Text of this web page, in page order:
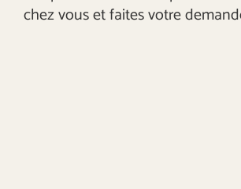
chez vous et faites votre